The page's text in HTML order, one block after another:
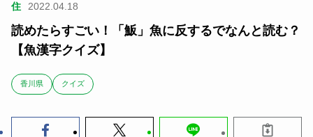
住 2022.04.18
読めたらすごい！「魬」魚に反するでなんと読む？
【魚漢字クイズ】
香川県 クイズ